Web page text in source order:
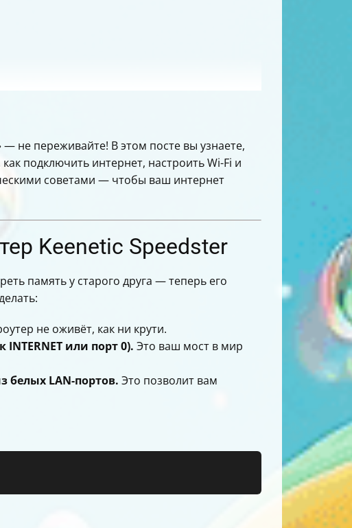
— не переживайте! В этом посте вы узнаете,
подключить интернет, настроить Wi-Fi и
советами — чтобы ваш интернет
Keenetic Speedster
память у старого друга — теперь его
не оживёт, как ни крути.
или порт 0). Это ваш мост в мир
белых LAN-портов. Это позволит вам